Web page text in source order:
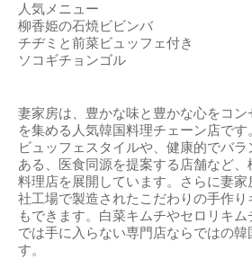
人気メニュー
柳香姫の石焼ビビンバ
チヂミと前菜ビュッフェ付き
ソコギチョンゴル
妻家房は、豊かな味と豊かな心をコ
を集める人気韓国料理チェーン店で
ビュッフェスタイルや、健康的でバ
ある、医食同源を提案する店舗など
料理店を展開しています。さらに妻
社工場で製造されたこだわりの手作り
もできます。白菜キムチやセロリキ
では手に入らない専門店ならではの
す。